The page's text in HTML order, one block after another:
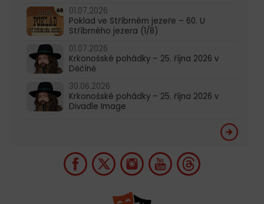
01.07.2026
Poklad ve Stříbrném jezeře – 60. U
Stříbrného jezera (1/8)
01.07.2026
Krkonošské pohádky – 25. října 2026 v
Děčíně
30.06.2026
Krkonošské pohádky – 25. října 2026 v
Divadle Image